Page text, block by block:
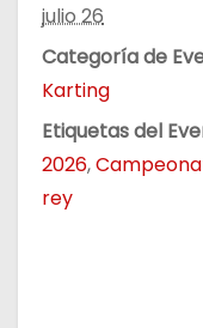
julio 26
Categoría de
Karting
Etiquetas del
2026,
rey